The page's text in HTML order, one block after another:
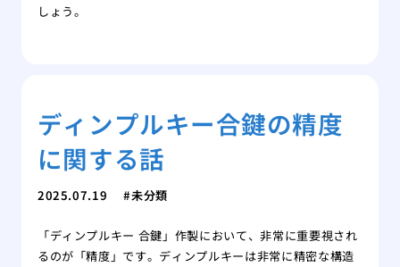
しょう。
ディンプルキー合鍵の精度
に関する話
2025.07.19 未分類
「ディンプルキー 合鍵」作製において、非常に重要視され
るのが「精度」です。ディンプルキーは非常に精密な構造